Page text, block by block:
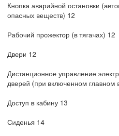
Кнопка аварийной остановки
опасных веществ) 12
Рабочий прожектор (в тягачах) 12
Двери 12
Дистанционное управление
дверей (при включенном главном
Доступ в кабину 13
Сиденья 14